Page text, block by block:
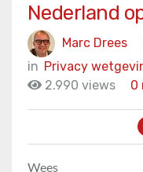
Nederland
Marc Drees
in Privacy
2.990 views
0
Wees